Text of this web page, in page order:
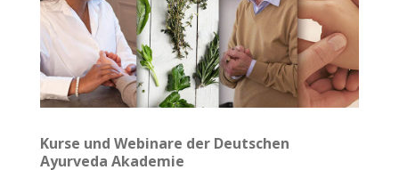
Kurse und Webinare der Deutschen
Ayurveda Akademie